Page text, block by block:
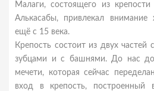
Малаги, состоящего из
Алькасабы, привлекал внимание
ещё с 15 века.
Крепость состоит из двух частей
зубцами и с башнями. До нас
мечети, которая сейчас
вход в крепость, построенный